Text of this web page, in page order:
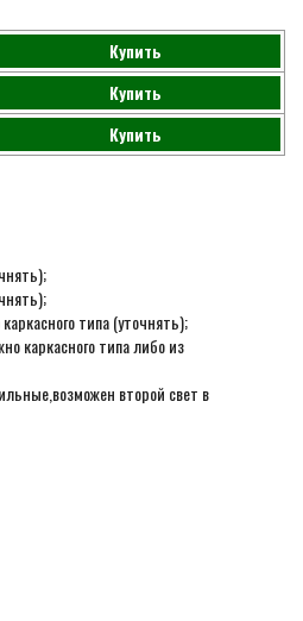
Купить
Купить
Купить
типа (уточнять);
каркасного типа либо из
второй свет в